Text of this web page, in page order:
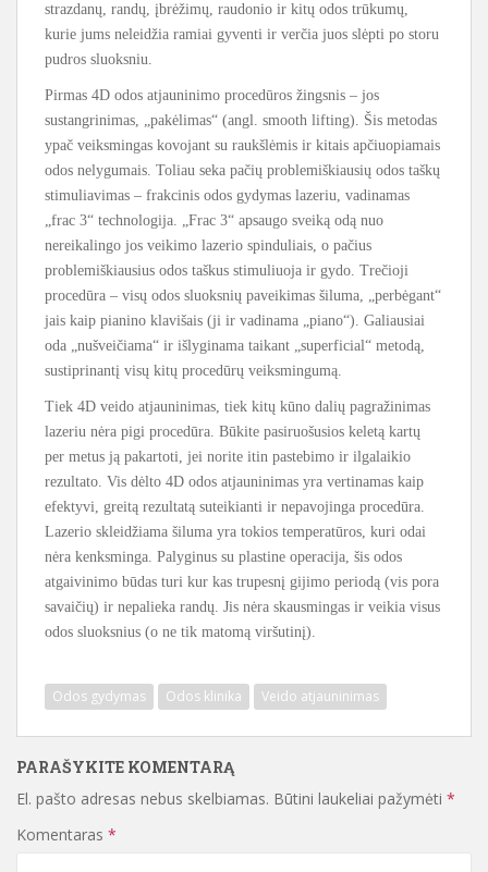
strazdanų, randų, įbrėžimų, raudonio ir kitų odos trūkumų,
kurie jums neleidžia ramiai gyventi ir verčia juos slėpti po storu
pudros sluoksniu.
Pirmas 4D odos atjauninimo procedūros žingsnis – jos
sustangrinimas, „pakėlimas“ (angl. smooth lifting). Šis metodas
ypač veiksmingas kovojant su raukšlėmis ir kitais apčiuopiamais
odos nelygumais. Toliau seka pačių problemiškiausių odos taškų
stimuliavimas – frakcinis odos gydymas lazeriu, vadinamas
„frac 3“ technologija. „Frac 3“ apsaugo sveiką odą nuo
nereikalingo jos veikimo lazerio spinduliais, o pačius
problemiškiausius odos taškus stimuliuoja ir gydo. Trečioji
procedūra – visų odos sluoksnių paveikimas šiluma, „perbėgant“
jais kaip pianino klavišais (ji ir vadinama „piano“). Galiausiai
oda „nušveičiama“ ir išlyginama taikant „superficial“ metodą,
sustiprinantį visų kitų procedūrų veiksmingumą.
Tiek 4D veido atjauninimas, tiek kitų kūno dalių pagražinimas
lazeriu nėra pigi procedūra. Būkite pasiruošusios keletą kartų
per metus ją pakartoti, jei norite itin pastebimo ir ilgalaikio
rezultato. Vis dėlto 4D odos atjauninimas yra vertinamas kaip
efektyvi, greitą rezultatą suteikianti ir nepavojinga procedūra.
Lazerio skleidžiama šiluma yra tokios temperatūros, kuri odai
nėra kenksminga. Palyginus su plastine operacija, šis odos
atgaivinimo būdas turi kur kas trupesnį gijimo periodą (vis pora
savaičių) ir nepalieka randų. Jis nėra skausmingas ir veikia visus
odos sluoksnius (o ne tik matomą viršutinį).
Odos gydymas Odos klinika Veido atjauninimas
PARAŠYKITE KOMENTARĄ
El. pašto adresas nebus skelbiamas. Būtini laukeliai pažymėti *
Komentaras *